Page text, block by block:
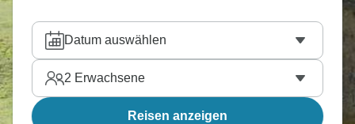
Datum auswählen
2 Erwachsene
Reisen anzeigen